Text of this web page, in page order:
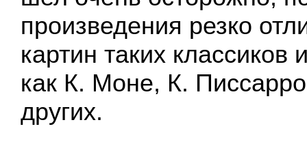
произведения резко
картин таких
как К. Моне, К.
других.